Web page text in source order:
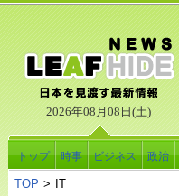
2026年08月08日(土)
トップ 時事 ビジネス 政治
TOP > IT